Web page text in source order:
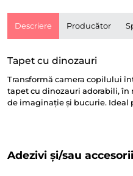
Descriere Producător
Tapet cu dinozauri
Transformă camera copilului
tapet cu dinozauri adorabili, în
de imaginație și bucurie. Ideal
Adezivi și/sau